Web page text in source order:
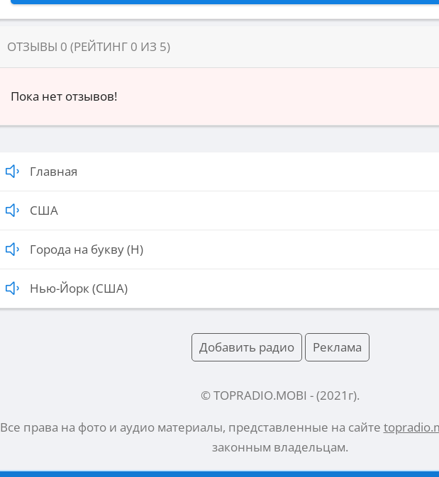
ОТЗЫВЫ 0 (РЕЙТИНГ 0 ИЗ 5)
Пока нет отзывов!
Главная
США
Города на букву (Н)
Нью-Йорк (США)
Добавить радио Реклама
© TOPRADIO.MOBI - (2021 г).
Все права на фото и аудио материалы, представленные на сайте
законным владельцам.